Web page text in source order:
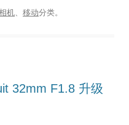
机 移动分类。
32mm F1.8 升级